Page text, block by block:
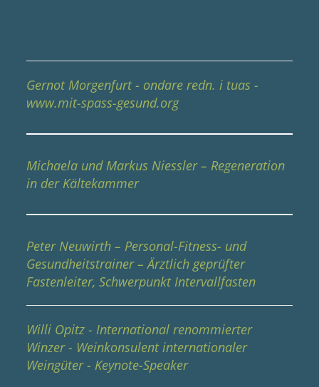
Gernot Morgenfurt - ondare redn. i tuas -
www.mit-spass-gesund.org
Michaela und Markus Niessler – Regeneration
in der Kältekammer
Peter Neuwirth – Personal-Fitness- und
Gesundheitstrainer – Ärztlich geprüfter
Fastenleiter, Schwerpunkt Intervallfasten
Willi Opitz - International renommierter
Winzer - Weinkonsulent internationaler
Weingüter - Keynote-Speaker